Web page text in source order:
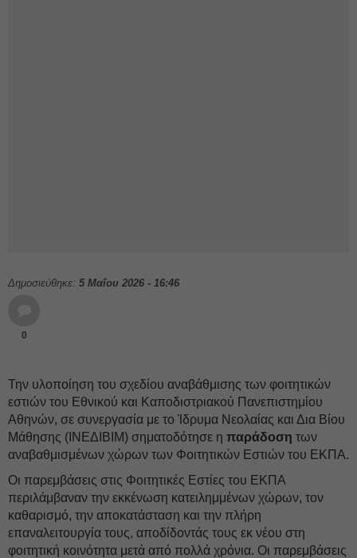
Δημοσιεύθηκε: 5 Μαΐου 2026 - 16:46
0
Την υλοποίηση του σχεδίου αναβάθμισης των φοιτητικών
εστιών του Εθνικού και Καποδιστριακού Πανεπιστημίου
Αθηνών, σε συνεργασία με το Ίδρυμα Νεολαίας και Δια Βίου
Μάθησης (ΙΝΕΔΙΒΙΜ) σηματοδότησε η παράδοση των
αναβαθμισμένων χώρων των Φοιτητικών Εστιών του ΕΚΠΑ.
Οι παρεμβάσεις στις Φοιτητικές Εστίες του ΕΚΠΑ
περιλάμβαναν την εκκένωση κατειλημμένων χώρων, τον
καθαρισμό, την αποκατάσταση και την πλήρη
επαναλειτουργία τους, αποδίδοντάς τους εκ νέου στη
φοιτητική κοινότητα μετά από πολλά χρόνια. Οι παρεμβάσεις